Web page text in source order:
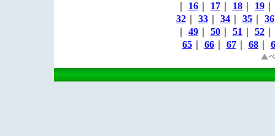
16｜ 17｜ 18｜ 19
32｜ 33｜ 34｜ 35｜ 36
49｜ 50｜ 51 52
65｜ 66｜ 67｜ 68｜